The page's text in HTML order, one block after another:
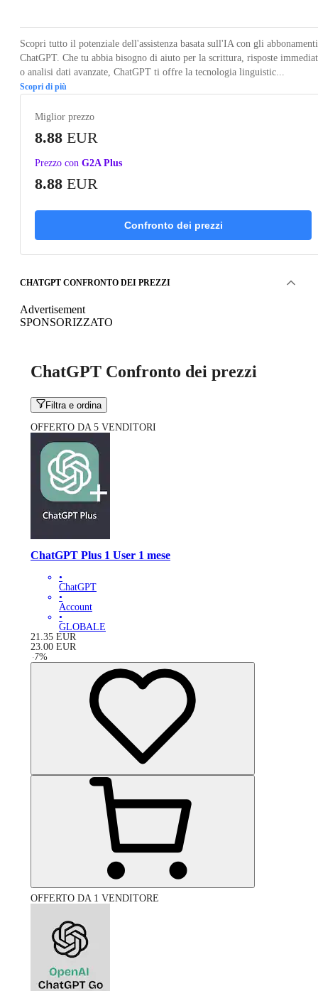
Scopri tutto il potenziale dell'assistenza basata sull'IA con gli abbonamenti
ChatGPT. Che tu abbia bisogno di aiuto per la scrittura, risposte
o analisi dati avanzate, ChatGPT ti offre la tecnologia linguistic...
Scopri di più
Miglior prezzo
8.88 EUR
Prezzo con G2A Plus
8.88 EUR
Confronto dei prezzi
CHATGPT CONFRONTO DEI PREZZI
Advertisement
SPONSORIZZATO
ChatGPT Confronto dei prezzi
Filtra e ordina
OFFERTO DA 5 VENDITORI
ChatGPT Plus 1 User 1 mese
•
ChatGPT
•
Account
•
GLOBALE
21.35 EUR
23.00 EUR
-7%
OFFERTO DA 1 VENDITORE